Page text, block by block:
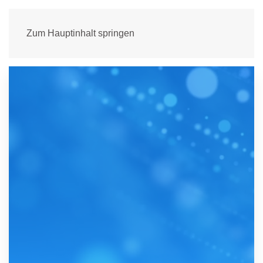
Zum Hauptinhalt springen